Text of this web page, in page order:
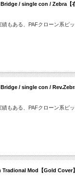
/ single con / Zebra【
もある、PAFクローン系ピ
/ single con /
もある、PAFクローン系ピ
Mod【Gold Cover